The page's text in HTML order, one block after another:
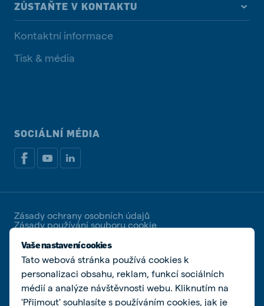
Vaše nastavení cookies
Tato webová stránka používá cookies k
personalizaci obsahu, reklam, funkcí sociálních
médií a analýze návštěvnosti webu. Kliknutím na
'Přijmout' souhlasíte s používáním cookies, jak je
ZŮSTAŇTE V KONTAKTU
Kontaktní informace
Tisk & média
SOCIÁLNÍ MÉDIA
Zásady ochrany osobních údajů
Zásady používání souboru cookie
© De Heus Animal Nutrition | De Heus a.s. | IČ
25321498 | DIČ CZ25321498 | Společnost zapsaná u
Krajského soudu v Brně, spisová značka B 2162